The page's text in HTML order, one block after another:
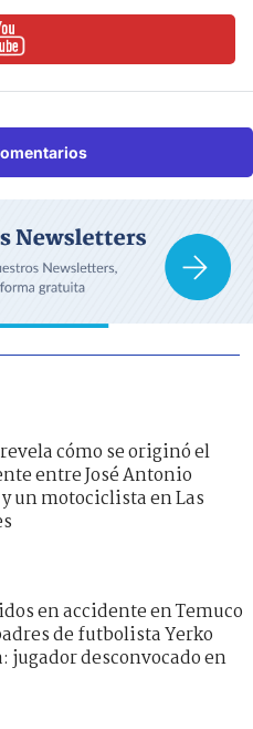
cómo se originó el
entre José Antonio
un motociclista en Las
en accidente en Temuco
de futbolista Yerko
jugador desconvocado en